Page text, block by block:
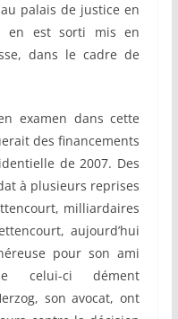
palais de justice en
en est sorti mis en
dans le cadre de
examen dans cette
des financements
de 2007. Des
à plusieurs reprises
milliardaires
aujourd’hui
pour son ami
celui-ci dément
son avocat, ont